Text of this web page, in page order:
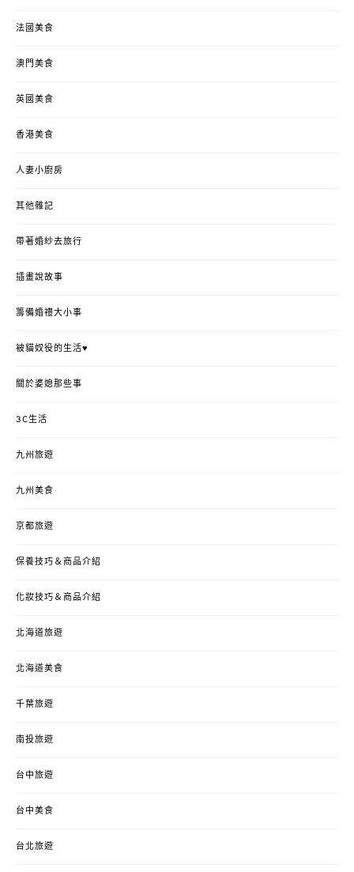
法國美食
澳門美食
英國美食
香港美食
人妻小廚房
其他雜記
帶著婚紗去旅行
插畫說故事
籌備婚禮大小事
被貓奴役的生活♥
關於婆媳那些事
3C生活
九州旅遊
九州美食
京都旅遊
保養技巧＆商品介紹
化妝技巧＆商品介紹
北海道旅遊
北海道美食
千葉旅遊
南投旅遊
台中旅遊
台中美食
台北旅遊